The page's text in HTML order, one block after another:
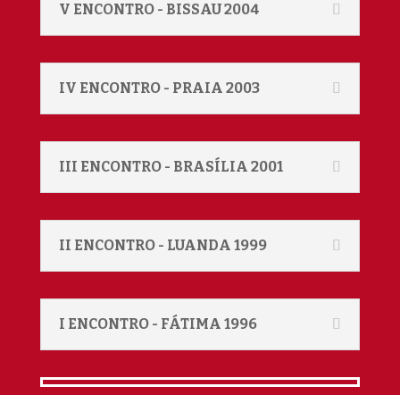
V ENCONTRO - BISSAU 2004
IV ENCONTRO - PRAIA 2003
III ENCONTRO - BRASÍLIA 2001
II ENCONTRO - LUANDA 1999
I ENCONTRO - FÁTIMA 1996